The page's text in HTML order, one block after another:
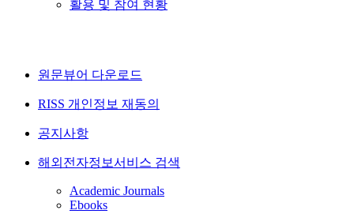
활용 및 참여 현황
원문뷰어 다운로드
RISS 개인정보 재동의
공지사항
해외전자정보서비스 검색
Academic Journals
Ebooks